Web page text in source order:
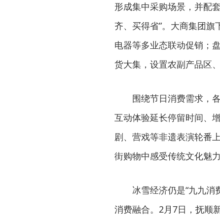
形成集中采购场景，并配
齐、买得省”。大商集团旗
电器等多业态联动促销；
货大集，设置农副产品区
围绕节日消费需求，各
互动体验延长停留时间、
剧、营戏等非遗表演轮番
街购物中感受传统文化魅力
冰雪经济仍是“九九消
消费融合。2月7日，抚顺